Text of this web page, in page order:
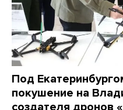
Под
покушение на
создателя дронов